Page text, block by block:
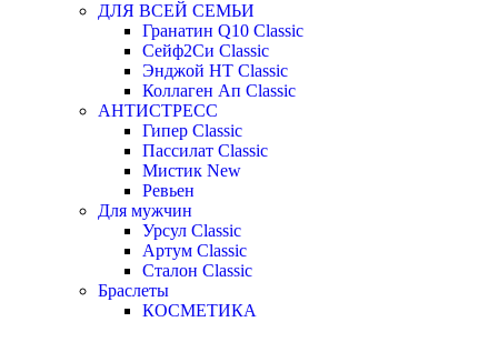
ДЛЯ ВСЕЙ СЕМЬИ
Гранатин Q10 Classic
Сейф2Си Classic
Энджой НТ Classic
Коллаген Ап Classic
АНТИСТРЕСС
Гипер Classic
Пассилат Classic
Мистик New
Ревьен
Для мужчин
Урсул Classic
Артум Classic
Сталон Classic
Браслеты
КОСМЕТИКА